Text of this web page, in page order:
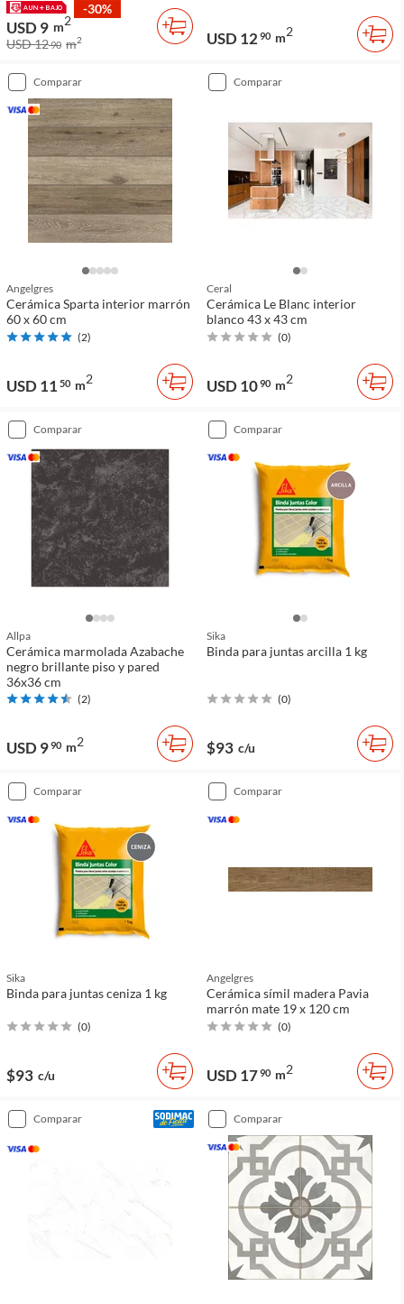
-30%
USD 9 m2
USD 1290 m2 USD 12 90 m2
comparar
Angelgres
Cerámica Sparta interior marrón
60 x 60 cm
(2)
USD 11 50 m2
comparar
Ceral
Cerámica Le Blanc interior
blanco 43 x 43 cm
(0)
USD 1090 m2
comparar
Allpa
Cerámica marmolada Azabache
negro brillante piso y pared
36x36 cm
(2)
USD 990 m2
comparar
Sika
Binda para juntas arcilla 1 kg
(0)
$93 c/u
comparar
Sika
Binda para juntas ceniza 1 kg
(0)
$93 c/u
comparar
Angelgres
Cerámica símil madera Pavia
marrón mate 19 x 120 cm
(0)
USD 1790 m2
comparar comparar